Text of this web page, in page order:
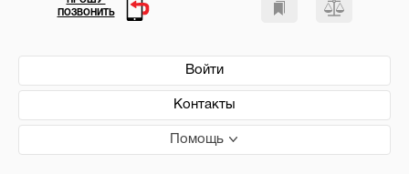
Войти
Контакты
Помощь
ПОЗВОНИТЬ